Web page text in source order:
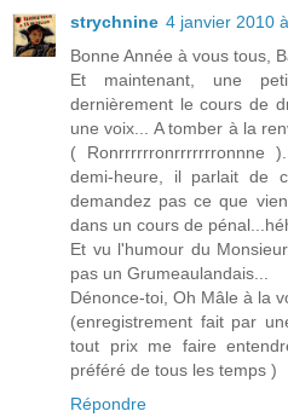
strychnine 4 janvier 2010
Bonne Année à vous tous,
Et maintenant, une
dernièrement le cours de
une voix... A tomber à la
( Ronrrrrrronrrrrrrronnne
demi-heure, il parlait de
demandez pas ce que
dans un cours de
Et vu l'humour du
pas un Grumeaulandais...
Dénonce-toi, Oh Mâle à la
(enregistrement fait par
tout prix me faire
préféré de tous les temps )
Répondre